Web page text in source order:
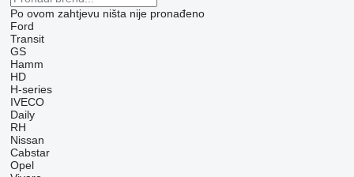
Po ovom zahtjevu ništa nije pronađeno
Ford
Transit
GS
Hamm
HD
H-series
IVECO
Daily
RH
Nissan
Cabstar
Opel